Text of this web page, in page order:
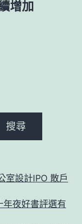
增加
搜尋
室設計IPO 散戶
夜好書評選有